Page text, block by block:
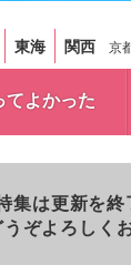
東海 関西 京
てよかった
は更新を終
ぞよろしく